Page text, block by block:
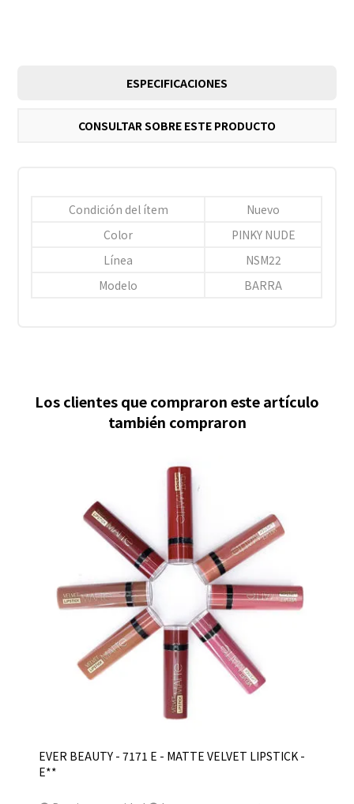
ESPECIFICACIONES
CONSULTAR SOBRE ESTE PRODUCTO
Condición del ítem
Nuevo
Color
PINKY NUDE
Línea
NSM22
Modelo
BARRA
Los clientes que compraron este artículo
también compraron
EVER BEAUTY - 7171 E - MATTE VELVET LIPSTICK -
E**